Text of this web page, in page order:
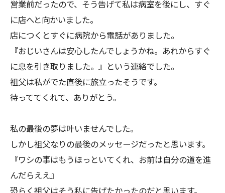
営業前だったので、そう告げて私は病室を後にし、すぐ
に店へと向かいました。
店につくとすぐに病院から電話がありました。
『おじいさんは安心したんでしょうかね。あれからすぐ
に息を引き取りました。』という連絡でした。
祖父は私がでた直後に旅立ったそうです。
待っててくれて、ありがとう。
私の最後の夢は叶いませんでした。
しかし祖父なりの最後のメッセージだったと思います。
『ワシの事はもうほっといてくれ、お前は自分の道を進
んだらええ』
恐らく祖父はそう私に告げたかったのだと思います。